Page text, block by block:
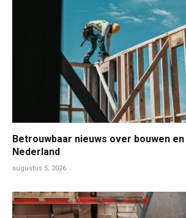
Betrouwbaar nieuws over bouwen
Nederland
augustus 5, 2026